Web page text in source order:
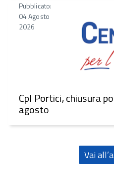
Pubblicato:
04 Agosto
2026
CpI Portici, chiusura
agosto
Vai